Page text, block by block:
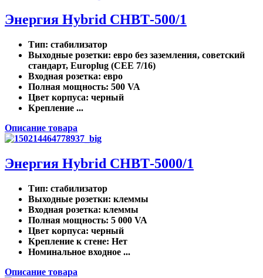
Энергия Нybrid CНВТ-500/1
Тип: стабилизатор
Выходные розетки: евро без заземления, советский
стандарт, Europlug (CEE 7/16)
Входная розетка: евро
Полная мощность: 500 VA
Цвет корпуса: черный
Крепление ...
Описание товара
Энергия Нybrid CНВТ-5000/1
Тип: стабилизатор
Выходные розетки: клеммы
Входная розетка: клеммы
Полная мощность: 5 000 VA
Цвет корпуса: черный
Крепление к стене: Нет
Номинальное входное ...
Описание товара